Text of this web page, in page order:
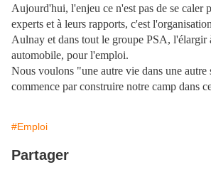
Aujourd'hui, l'enjeu ce n'est pas de se caler
experts et à leurs rapports, c'est
Aulnay et dans tout le groupe PSA, l'élargir
automobile, pour l'emploi.
Nous voulons "une autre vie dans une autre
commence par construire notre camp dans
#Emploi
Partager